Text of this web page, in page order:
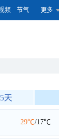
频 节气 更多
天
29℃/17℃